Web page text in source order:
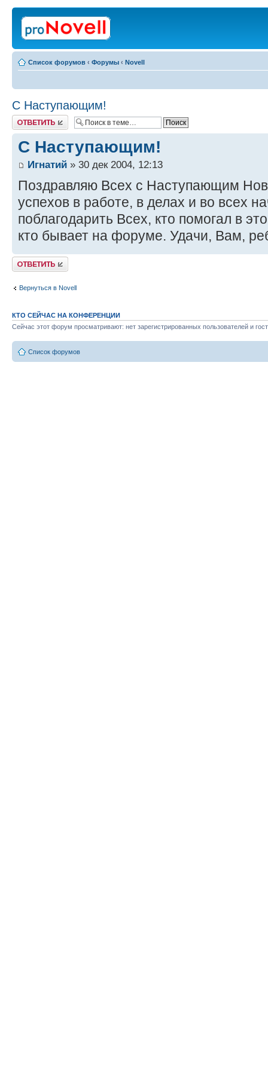
Список форумов ‹ Форумы ‹ Novell
С Наступающим!
Ответить
С Наступающим!
Игнатий » 30 дек 2004, 12:13
Поздравляю Всех с Наступающим
успехов в работе, в делах и во всех
поблагодарить Всех, кто помогал в
кто бывает на форуме. Удачи, Вам,
Ответить
Вернуться в Novell
КТО СЕЙЧАС НА КОНФЕРЕНЦИИ
Сейчас этот форум просматривают: нет зарегистрированных пользователей и
Список форумов